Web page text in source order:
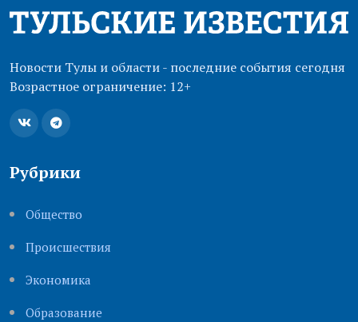
Новости Тулы и области - последние события сегодня
Возрастное ограничение: 12+
Рубрики
Общество
Происшествия
Экономика
Образование